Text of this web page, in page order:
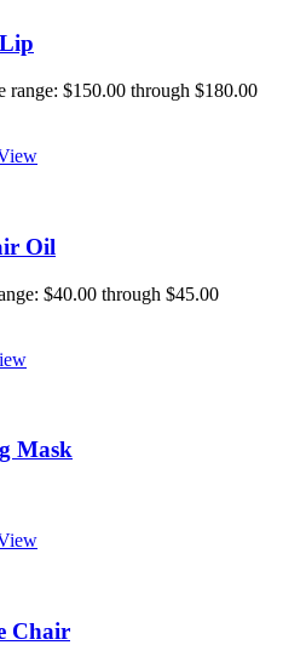
range: $150.00 through $180.00
Oil
$40.00 through $45.00
Mask
Chair